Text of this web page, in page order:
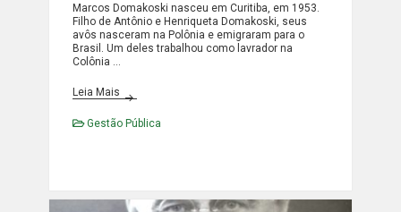
Marcos Domakoski nasceu em Curitiba, em 1953.
Filho de Antônio e Henriqueta Domakoski, seus
avôs nasceram na Polônia e emigraram para o
Brasil. Um deles trabalhou como lavrador na
Colônia …
Leia Mais
Gestão Pública